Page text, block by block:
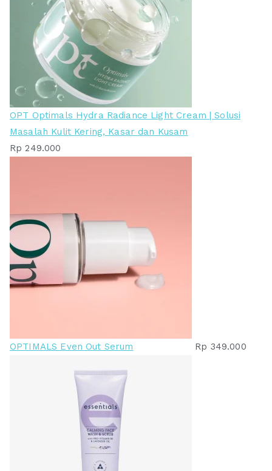
OPT Optimals Hydra Radiance Light Cream | Solusi
Masalah Kulit Kering, Kasar dan Kusam
Rp 249.000
OPTIMALS Even Out Serum Rp 349.000